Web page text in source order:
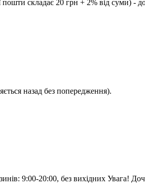
складає 20 грн + 2% від суми) -
назад без попередження).
9:00-20:00, без вихідних Увага!